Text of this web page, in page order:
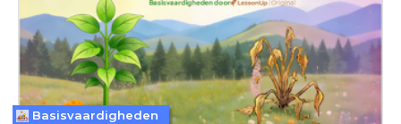
Basisvaardigheden